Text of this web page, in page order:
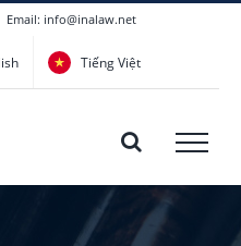
Email: info@inalaw.net
Tiếng Việt